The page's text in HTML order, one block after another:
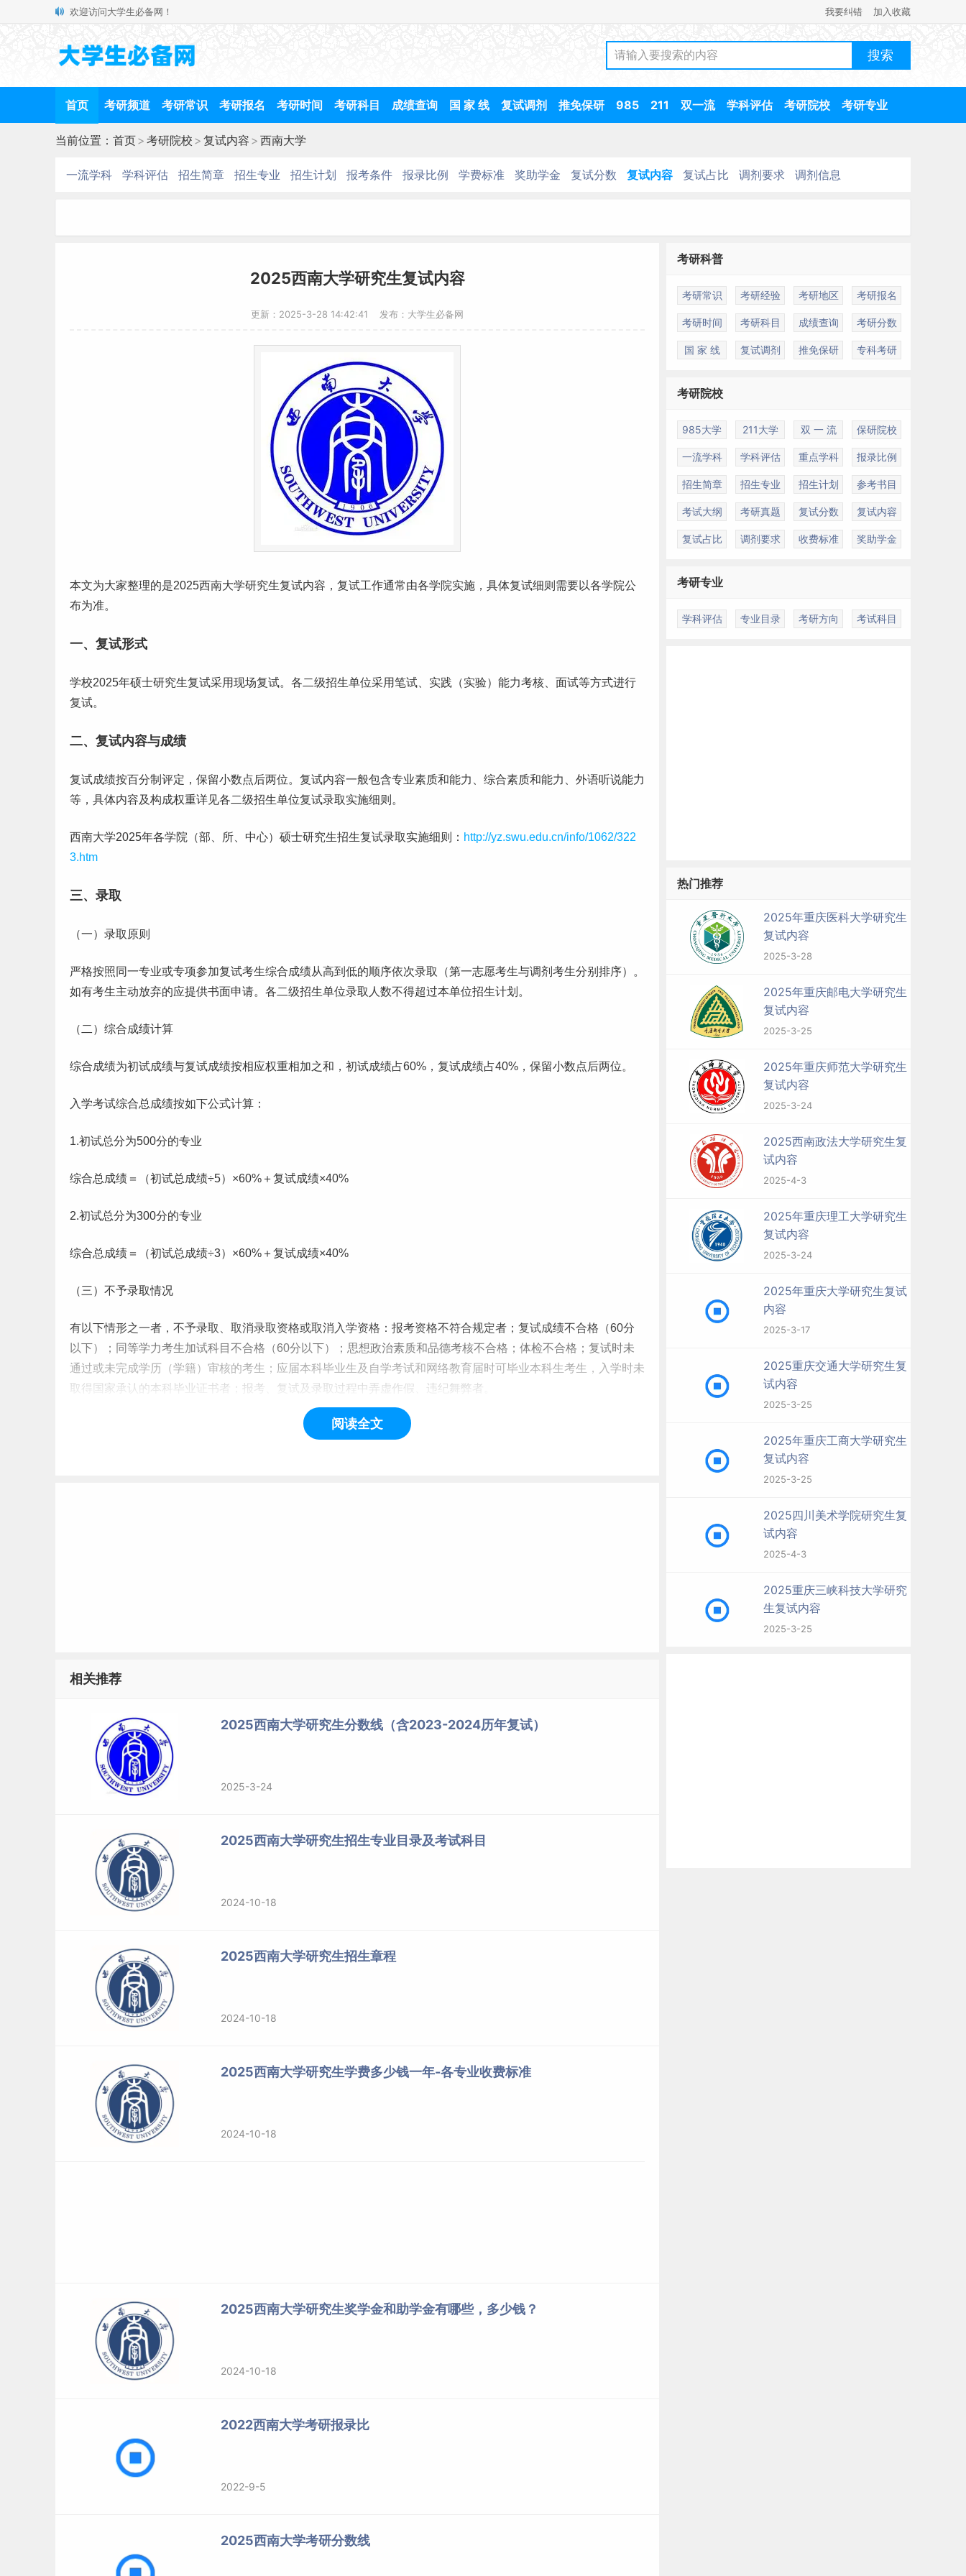
欢迎访问大学生必备网！ 我要纠错 加入收藏
首页 考研频道 考研常识 考研报名 考研时间 考研科目 成绩查询 国 家 线 复试调剂 推免保研 985 211 双一流 学科评估 考研院校 考研专业
当前位置： 首页> 考研院校 > 复试内容 > 西南大学
一流学科 学科评估 招生简章 招生专业 招生计划 报考条件 报录比例 学费标准 奖助学金 复试分数 复试内容 复试占比 调剂要求 调剂信息
2025西南大学研究生复试内容
更新：2025-3-28 14:42:41 发布：大学生必备网
本文为大家整理的是2025西南大学研究生复试内容，复试工作通常由各学院实施，具体复试细则需要以各学院公
布为准。
一、复试形式
学校2025年硕士研究生复试采用现场复试。各二级招生单位采用笔试、实践（实验）能力考核、 面试等方式进行
复试。
二、复试内容与成绩
复试成绩按百分制评定，保留小数点后两位。复试内容一般包含专业素质和能力、综合素质和能力、外语听说能力
等，具体内容及构成权重详见各二级招生单位复试录取实施细则。
西南大学2025年各学院（部、所、中心）硕士研究生招生复试录取实施细则： http://yz.swu.edu.cn/info/1062/322
3.htm
三、录取
（一）录取原则
严格按照同一专业或专项参加复试考生综合成绩从高到低的顺序依次录取（第一志愿考生与调剂考生分别排序）。
如有考生主动放弃的应提供书面申请。各二级招生单位录取人数不得超过本单位招生计划。
（二）综合成绩计算
综合成绩为初试成绩与复试成绩按相应权重相加之和，初试成绩占60%，复试成绩占40%，保留小数点后两位。
入学考试综合总成绩按如下公式计算：
1.初试总分为500分的专业
综合总成绩＝（初试总成绩÷5）×60%＋复试成绩×40%
2.初试总分为300分的专业
综合总成绩＝（初试总成绩÷3）×60%＋复试成绩×40%
（三）不予录取情况
有以下情形之一者，不予录取、取消录取资格或取消入学资格：报考资格不符合规定者；复试成绩不合格（60分
以下）；同等学力考生加试科目不合格（60分以下）；思想政治素质和品德考核不合格；体检不合格；复试时未
通过或未完成学历（学籍）审核的考生；应届本科毕业生 及 自学考试和网络教育届时可毕业本科生考生，入学时未
取得国家承认的本科毕业证书者；报考、复试及录取过程中弄虚作假、违纪舞弊者。
阅读全文
相关推荐
2025西南大学研究生分数线（含2023-2024历年复试）
2025-3-24
2025西南大学研究生招生专业目录及考试科目
2024-10-18
2025西南大学研究生招生章程
2024-10-18
2025西南大学研究生学费多少钱一年-各专业收费标准
2024-10-18
2025西南大学研究生奖学金和助学金有哪些，多少钱？
2024-10-18
2022西南大学考研报录比
2022-9-5
2025西南大学考研分数线
考研科普
考研常识 考研经验 考研地区 考研报名
考研时间 考研科目 成绩查询 考研分数
国 家 线 复试调剂 推免保研 专科考研
考研院校
985大学 211大学 双 一 流 保研院校
一流学科 学科评估 重点学科 报录比例
招生简章 招生专业 招生计划 参考书目
考试大纲 考研真题 复试分数 复试内容
复试占比 调剂要求 收费标准 奖助学金
考研专业
学科评估 专业目录 考研方向 考试科目
热门推荐
2025年重庆医科大学研究生
复试内容
2025-3-28
2025年重庆邮电大学研究生
复试内容
2025-3-25
2025年重庆师范大学研究生
复试内容
2025-3-24
2025西南政法大学研究生复
试内容
2025-4-3
2025年重庆理工大学研究生
复试内容
2025-3-24
2025年重庆大学研究生复试
内容
2025-3-17
2025重庆交通大学研究生复
试内容
2025-3-25
2025年重庆工商大学研究生
复试内容
2025-3-25
2025四川美术学院研究生复
试内容
2025-4-3
2025重庆三峡科技大学研究
生复试内容
2025-3-25